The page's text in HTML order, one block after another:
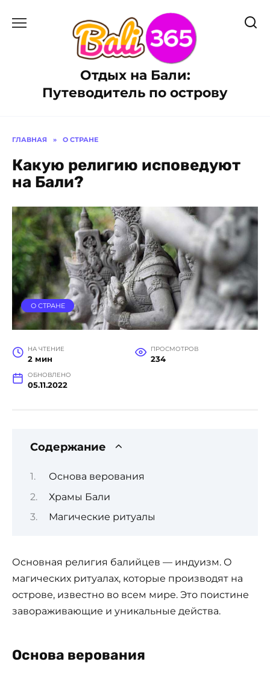
Отдых на Бали:
Путеводитель по острову
ГЛАВНАЯ » О СТРАНЕ
Какую религию исповедуют
на Бали?
О СТРАНЕ
НА ЧТЕНИЕ
2 мин
ПРОСМОТРОВ
234
ОБНОВЛЕНО
05.11.2022
Содержание
Основа верования
Храмы Бали
Магические ритуалы
Основная религия балийцев — индуизм. О
магических ритуалах, которые производят на
острове, известно во всем мире. Это поистине
завораживающие и уникальные действа.
Основа верования